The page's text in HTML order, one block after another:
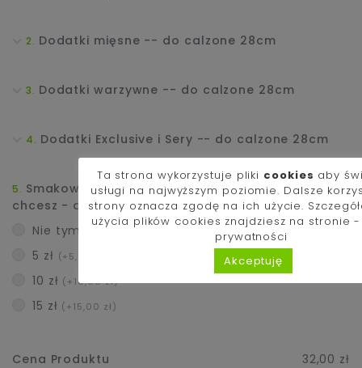
Dodatki mięsne -- do calzone 28cm
Dodatki warzywne -- do calzone 28cm
Dodatki Exclusive i Sery -- do calzone 28cm
Smakowało Ci i zamawiasz kolejny raz? Jeśli
chcesz - dorzuć napiwek dla kucharza :)
Nie tym razem
5 zł (+5,00 zł)
10 zł (+10,00 zł)
15 zł (+15,00 zł)
Cena Produktu 32,00 zł
Ta strona wykorzystuje pliki cookies aby
usługi na najwyższym poziomie. Dalsze
strony oznacza zgodę na ich użycie.
użycia plików cookies znajdziesz na stronie
prywatności
Akceptuję